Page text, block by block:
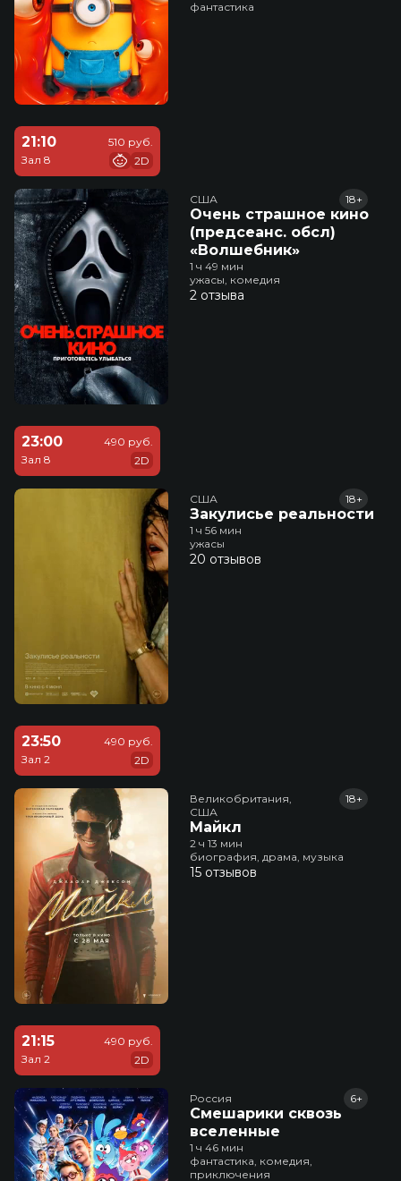
фантастика
21:10
Зал 8
510 руб.
2D
США
Очень страшное кино
(предсеанс. обсл)
«Волшебник»
18+
1 ч 49 мин
ужасы, комедия
2 отзыва
23:00
Зал 8
490 руб.
2D
США
Закулисье реальности
18+
1 ч 56 мин
ужасы
20 отзывов
23:50
Зал 2
490 руб.
2D
Великобритания,
США
Майкл
18+
2 ч 13 мин
биография, драма, музыка
15 отзывов
21:15
Зал 2
490 руб.
2D
Россия
Смешарики сквозь
вселенные
6+
1 ч 46 мин
фантастика, комедия,
приключения